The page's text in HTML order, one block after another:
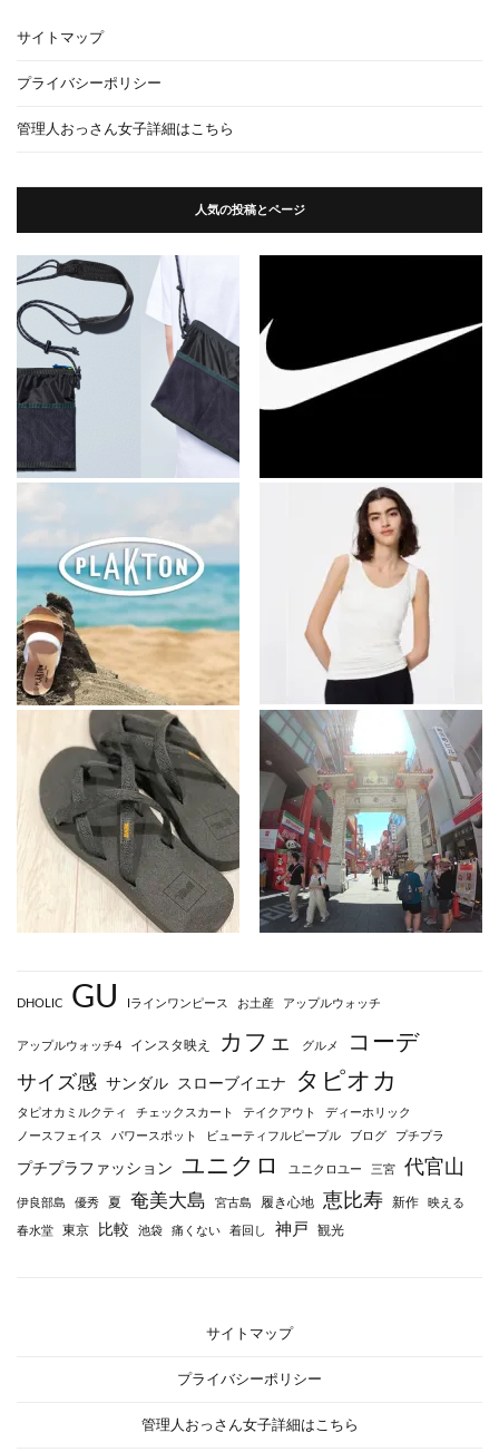
サイトマップ
プライバシーポリシー
管理人おっさん女子詳細はこちら
人気の投稿とページ
DHOLIC GU Iラインワンピース お土産 アップルウォッチ
アップルウォッチ4 インスタ映え カフェ グルメ コーデ
サイズ感 サンダル スローブイエナ タピオカ
タピオカミルクティ チェックスカート テイクアウト
ディーホリック
ノースフェイス
パワースポット ビューティフルピープル ブログ プチプラ
プチプラファッション ユニクロ ユニクロユー 三宮 代官山
伊良部島 優秀 夏 奄美大島 宮古島 履き心地 恵比寿 新作 映える
春水堂 東京 比較 池袋 痛くない 着回し 神戸 観光
サイトマップ
プライバシーポリシー
管理人おっさん女子詳細はこちら